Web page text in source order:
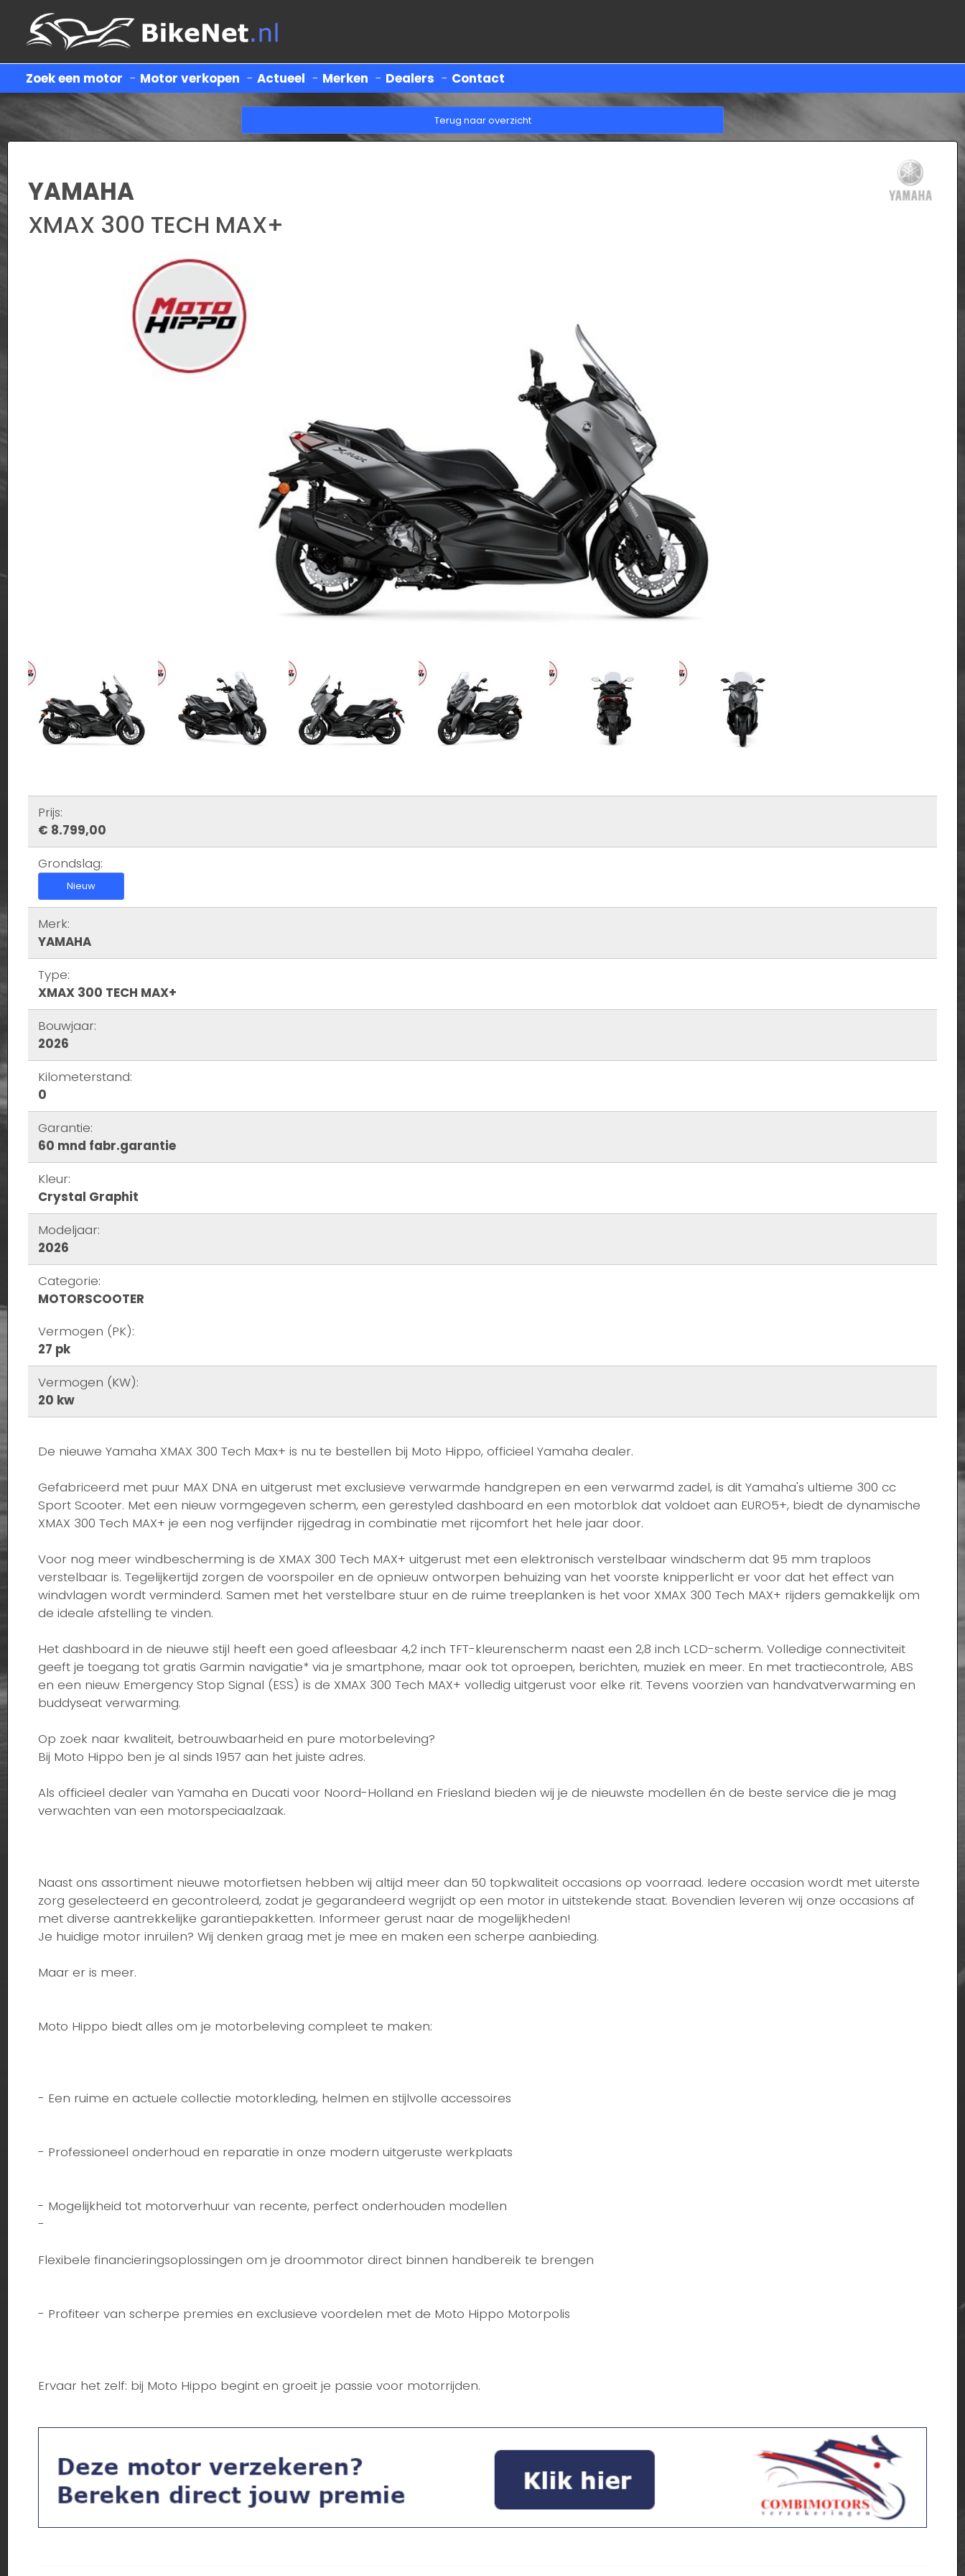
Zoek een motor - Motor verkopen - Actueel - Merken - Dealers - Contact
Terug naar overzicht
YAMAHA
XMAX 300 TECH MAX+
Prijs:
€ 8.799,00
Grondslag:
Nieuw
Merk:
YAMAHA
Type:
XMAX 300 TECH MAX+
Bouwjaar:
2026
Kilometerstand:
0
Garantie:
60 mnd fabr.garantie
Kleur:
Crystal Graphit
Modeljaar:
2026
Categorie:
MOTORSCOOTER
Vermogen (PK):
27 pk
Vermogen (KW):
20 kw
De nieuwe Yamaha XMAX 300 Tech Max+ is nu te bestellen bij Moto Hippo, officieel Yamaha dealer.
Gefabriceerd met puur MAX DNA en uitgerust met exclusieve verwarmde handgrepen en een verwarmd zadel, is dit Yamaha's ultieme 300 cc
Sport Scooter. Met een nieuw vormgegeven scherm, een gerestyled dashboard en een motorblok dat voldoet aan EURO5+, biedt de dynamische
XMAX 300 Tech MAX+ je een nog verfijnder rijgedrag in combinatie met rijcomfort het hele jaar door.
Voor nog meer windbescherming is de XMAX 300 Tech MAX+ uitgerust met een elektronisch verstelbaar windscherm dat 95 mm traploos
verstelbaar is. Tegelijkertijd zorgen de voorspoiler en de opnieuw ontworpen behuizing van het voorste knipperlicht er voor dat het effect van
windvlagen wordt verminderd. Samen met het verstelbare stuur en de ruime treeplanken is het voor XMAX 300 Tech MAX+ rijders gemakkelijk om
de ideale afstelling te vinden.
Het dashboard in de nieuwe stijl heeft een goed afleesbaar 4,2 inch TFT-kleurenscherm naast een 2,8 inch LCD-scherm. Volledige connectiviteit
geeft je toegang tot gratis Garmin navigatie* via je smartphone, maar ook tot oproepen, berichten, muziek en meer. En met tractiecontrole, ABS
en een nieuw Emergency Stop Signal (ESS) is de XMAX 300 Tech MAX+ volledig uitgerust voor elke rit. Tevens voorzien van handvatverwarming en
buddyseat verwarming.
Op zoek naar kwaliteit, betrouwbaarheid en pure motorbeleving?
Bij Moto Hippo ben je al sinds 1957 aan het juiste adres.
Als officieel dealer van Yamaha en Ducati voor Noord-Holland en Friesland bieden wij je de nieuwste modellen én de beste service die je mag
verwachten van een motorspeciaalzaak.
Naast ons assortiment nieuwe motorfietsen hebben wij altijd meer dan 50 topkwaliteit occasions op voorraad. Iedere occasion wordt met uiterste
zorg geselecteerd en gecontroleerd, zodat je gegarandeerd wegrijdt op een motor in uitstekende staat. Bovendien leveren wij onze occasions af
met diverse aantrekkelijke garantiepakketten. Informeer gerust naar de mogelijkheden!
Je huidige motor inruilen? Wij denken graag met je mee en maken een scherpe aanbieding.
Maar er is meer.
Moto Hippo biedt alles om je motorbeleving compleet te maken:
- Een ruime en actuele collectie motorkleding, helmen en stijlvolle accessoires
- Professioneel onderhoud en reparatie in onze modern uitgeruste werkplaats
- Mogelijkheid tot motorverhuur van recente, perfect onderhouden modellen
-
Flexibele financieringsoplossingen om je droommotor direct binnen handbereik te brengen
- Profiteer van scherpe premies en exclusieve voordelen met de Moto Hippo Motorpolis
Ervaar het zelf: bij Moto Hippo begint en groeit je passie voor motorrijden.